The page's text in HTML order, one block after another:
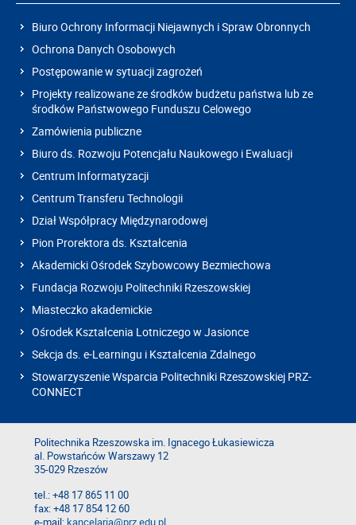
Biuro Ochrony Informacji Niejawnych i Spraw Obronnych
Ochrona Danych Osobowych
Postępowanie w sytuacji zagrożeń
Projekty realizowane ze środków budżetu państwa lub ze
środków Państwowego Funduszu Celowego
Zamówienia publiczne
Biuro ds. Rozwoju Potencjału Naukowego i Ewaluacji
Centrum Informatyzacji
Centrum Transferu Technologii
Dział Współpracy Międzynarodowej
Pion Prorektora ds. Kształcenia
Akademicki Ośrodek Szybowcowy Bezmiechowa
Fundacja Rozwoju Politechniki Rzeszowskiej
Miasteczko akademickie
Ośrodek Kształcenia Lotniczego w Jasionce
Sekcja ds. e-Learningu i Kształcenia Zdalnego
Stowarzyszenie Wsparcia Politechniki Rzeszowskiej PRZ-
CONNECT
Politechnika Rzeszowska im. Ignacego Łukasiewicza
al. Powstańców Warszawy 12
35-029 Rzeszów
tel.: +48 17 865 11 00
fax: +48 17 854 12 60